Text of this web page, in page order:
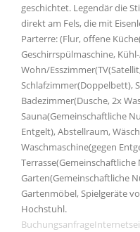
geschichtet. Legendär die
direkt am Fels, die mit
Parterre: (Flur, offene
Geschirrspülmaschine,
Wohn/
Schlafzimmer(Doppelbett),
Badezimmer(Dusche, 2x
Sauna(Gemeinschaftliche
Entgelt), Abstellraum,
Waschmaschine(gegen
Garten(Gemeinschaftliche
Gartenmöbel, Spielgeräte
Hochstuhl.
Buchungsanfrage